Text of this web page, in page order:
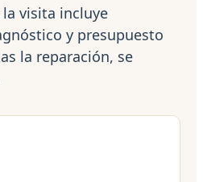
visita incluye
y presupuesto
la reparación, se